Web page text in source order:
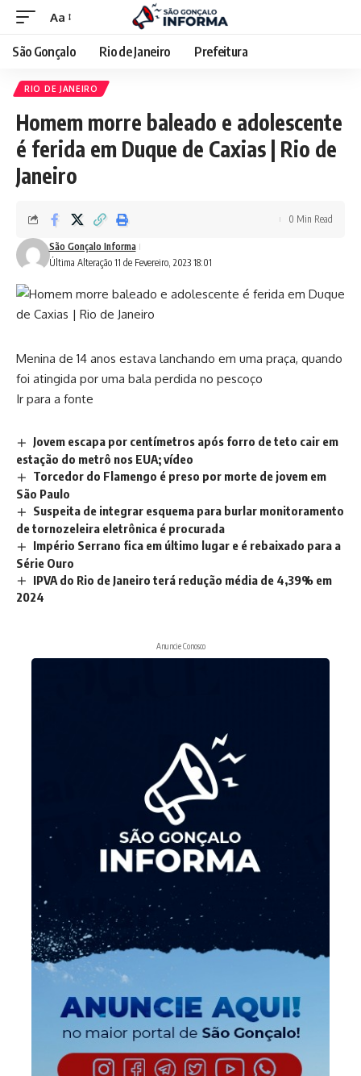
Aa
São Gonçalo Rio de Janeiro Prefeitura
RIO DE JANEIRO
Homem morre baleado e adolescente
é ferida em Duque de Caxias | Rio de
Janeiro
Última Alteração 11 de Fevereiro, 2023 18:01
São Gonçalo Informa
0 Min Read
Menina de 14 anos estava lanchando em uma praça, quando
foi atingida por uma bala perdida no pescoço
Ir para a fonte
Jovem escapa por centímetros após forro de teto cair em
estação do metrô nos EUA; vídeo
Torcedor do Flamengo é preso por morte de jovem em
São Paulo
Suspeita de integrar esquema para burlar monitoramento
de tornozeleira eletrônica é procurada
Império Serrano fica em último lugar e é rebaixado para a
Série Ouro
IPVA do Rio de Janeiro terá redução média de 4,39% em
2024
Anuncie Conosco